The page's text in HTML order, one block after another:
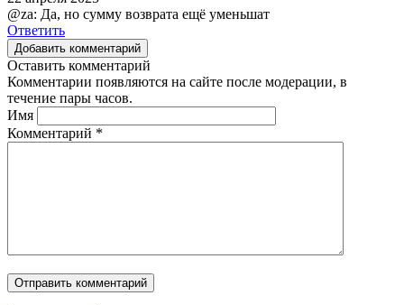
@za: Да, но сумму возврата ещё уменьшат
Ответить
Добавить комментарий
Оставить комментарий
Комментарии появляются на сайте после модерации, в
течение пары часов.
Имя
Комментарий *